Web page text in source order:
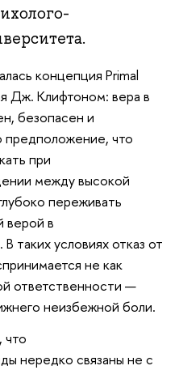
концепция Primal
Дж. Клифтоном: вера в
безопасен и
предположение, что
при
между высокой
переживать
верой в
таких условиях отказ от
не как
ответственности —
неизбежной боли.
что
нередко связаны не с